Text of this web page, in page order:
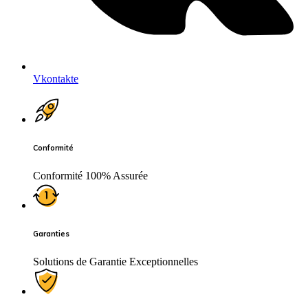
Vkontakte
Conformité
Conformité 100% Assurée
Garanties
Solutions de Garantie Exceptionnelles